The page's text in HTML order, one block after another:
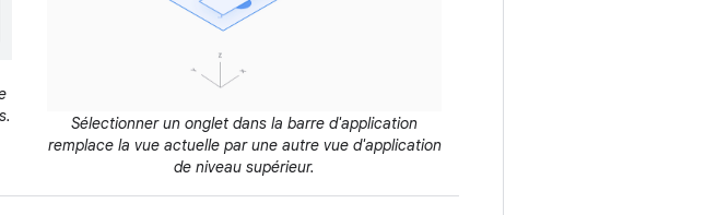
Sélectionner un onglet dans la barre d'application
remplace la vue actuelle par une autre vue d'application
de niveau supérieur.